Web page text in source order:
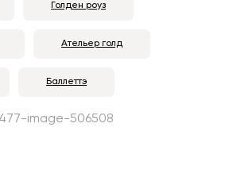
Голден роуз
Ательер голд
Баллеттэ